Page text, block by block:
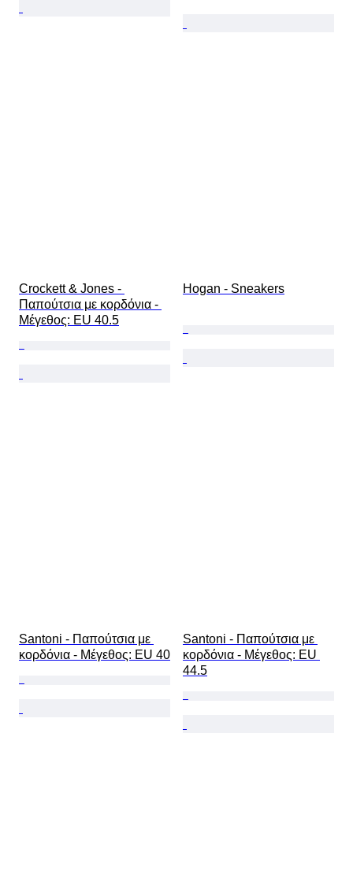
Crockett & Jones -
Παπούτσια με κορδόνια -
Mέγεθος: EU 40.5
Hogan - Sneakers
Santoni - Παπούτσια με
κορδόνια - Mέγεθος: EU 40
Santoni - Παπούτσια με
κορδόνια - Mέγεθος: EU
44.5